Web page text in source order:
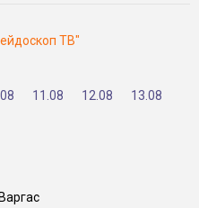
ТВ"
11.08 12.08 13.08